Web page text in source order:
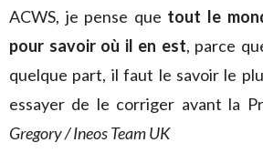
ACWS, je pense que tout le
pour savoir où il en est, parce
quelque part, il faut le savoir le
essayer de le corriger avant la
Gregory / Ineos Team UK